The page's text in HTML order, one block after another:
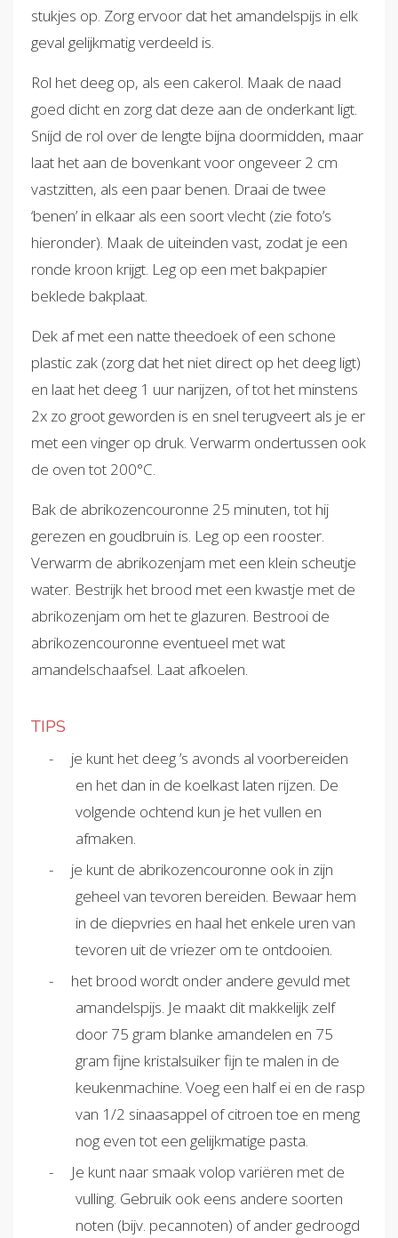
stukjes op. Zorg ervoor dat het amandelspijs in elk
geval gelijkmatig verdeeld is.
Rol het deeg op, als een cakerol. Maak de naad
goed dicht en zorg dat deze aan de onderkant ligt.
Snijd de rol over de lengte bijna doormidden, maar
laat het aan de bovenkant voor ongeveer 2 cm
vastzitten, als een paar benen. Draai de twee
‘benen’ in elkaar als een soort vlecht (zie foto’s
hieronder). Maak de uiteinden vast, zodat je een
ronde kroon krijgt. Leg op een met bakpapier
beklede bakplaat.
Dek af met een natte theedoek of een schone
plastic zak (zorg dat het niet direct op het deeg ligt)
en laat het deeg 1 uur narijzen, of tot het minstens
2x zo groot geworden is en snel terugveert als je er
met een vinger op druk. Verwarm ondertussen ook
de oven tot 200°C.
Bak de abrikozencouronne 25 minuten, tot hij
gerezen en goudbruin is. Leg op een rooster.
Verwarm de abrikozenjam met een klein scheutje
water. Bestrijk het brood met een kwastje met de
abrikozenjam om het te glazuren. Bestrooi de
abrikozencouronne eventueel met wat
amandelschaafsel. Laat afkoelen.
TIPS
je kunt het deeg ’s avonds al voorbereiden
en het dan in de koelkast laten rijzen. De
volgende ochtend kun je het vullen en
afmaken.
je kunt de abrikozencouronne ook in zijn
geheel van tevoren bereiden. Bewaar hem
in de diepvries en haal het enkele uren van
tevoren uit de vriezer om te ontdooien.
het brood wordt onder andere gevuld met
amandelspijs. Je maakt dit makkelijk zelf
door 75 gram blanke amandelen en 75
gram fijne kristalsuiker fijn te malen in de
keukenmachine. Voeg een half ei en de rasp
van 1/2 sinaasappel of citroen toe en meng
nog even tot een gelijkmatige pasta.
Je kunt naar smaak volop variëren met de
vulling. Gebruik ook eens andere soorten
noten (bijv. pecannoten) of ander gedroogd